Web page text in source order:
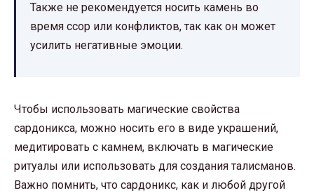
Также не рекомендуется носить камень во
время ссор или конфликтов, так как он может
усилить негативные эмоции.
Чтобы использовать магические свойства
сардоникса, можно носить его в виде украшений,
медитировать с камнем, включать в магические
ритуалы или использовать для создания талисманов.
Важно помнить, что сардоникс, как и любой другой